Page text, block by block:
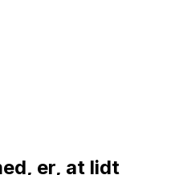
er, at lidt